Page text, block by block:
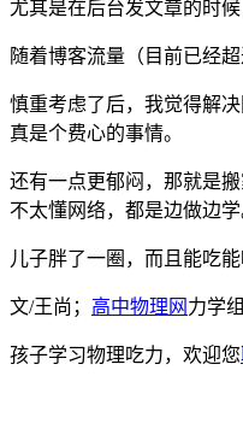
尤其是在后台发文章的时
随着博客流量（目前已经
慎重考虑了后，我觉得解
真是个费心的事情。
还有一点更郁闷，那就是
不太懂网络，都是边做边学
儿子胖了一圈，而且能吃
文/王尚； 高中物理网 力学
孩子学习物理吃力，欢迎您